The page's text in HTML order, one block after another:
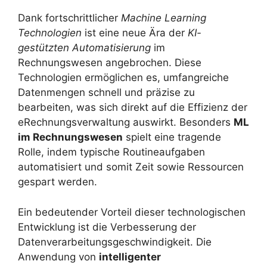
Dank fortschrittlicher Machine Learning
Technologien ist eine neue Ära der KI-
gestützten Automatisierung im
Rechnungswesen angebrochen. Diese
Technologien ermöglichen es, umfangreiche
Datenmengen schnell und präzise zu
bearbeiten, was sich direkt auf die Effizienz der
eRechnungsverwaltung auswirkt. Besonders ML
im Rechnungswesen spielt eine tragende
Rolle, indem typische Routineaufgaben
automatisiert und somit Zeit sowie Ressourcen
gespart werden.
Ein bedeutender Vorteil dieser technologischen
Entwicklung ist die Verbesserung der
Datenverarbeitungsgeschwindigkeit. Die
Anwendung von intelligenter